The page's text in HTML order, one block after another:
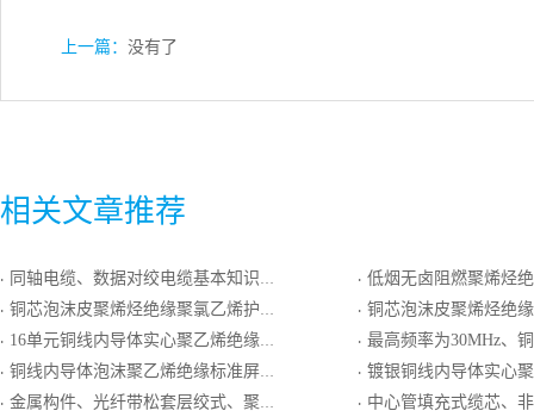
上一篇： 没有了
相关文章推荐
· 同轴电缆、数据对绞电缆基本知识介绍
· 铜芯泡沫皮聚烯烃绝缘聚氯乙烯护套屏蔽型局用对称电缆
· 16单元铜线内导体实心聚乙烯绝缘单层编织屏蔽外导体低烟无卤阻燃聚烯烃护套集束局用同轴电缆
· 铜线内导体泡沫聚乙烯绝缘标准屏蔽外导体低烟无卤阻燃聚烯烃护套局用同轴电缆
· 金属构件、光纤带松套层绞式、聚氨酯护层通信用室内光缆GJDU
· 低烟无卤阻燃聚烯烃绝缘聚氯乙烯护套最高传输频率
· 铜芯泡沫皮聚烯烃绝缘填充式铝塑粘结
· 最高频率为30MHz、铜芯泡沫实心皮聚烯烃绝缘填充式铝塑粘结内护套
· 镀银铜线内导体实心聚全氟乙丙烯内层聚乙烯外层绝缘单层编织屏蔽外导
· 中心管填充式缆芯、非金属加强件8字型结构、聚乙烯